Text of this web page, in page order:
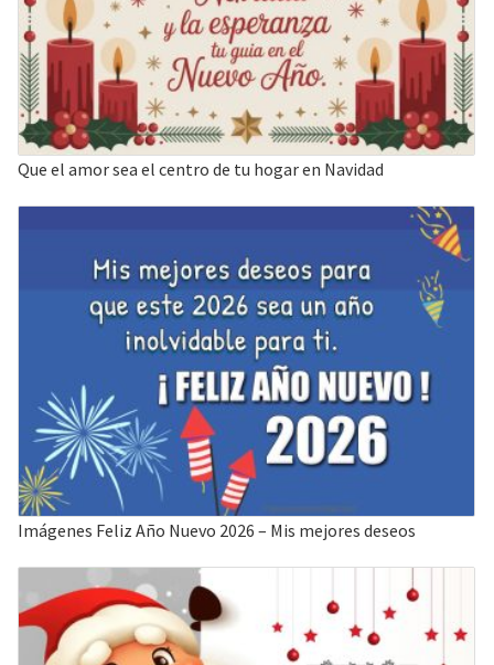
Que el amor sea el centro de tu hogar en Navidad
Imágenes Feliz Año Nuevo 2026 – Mis mejores deseos